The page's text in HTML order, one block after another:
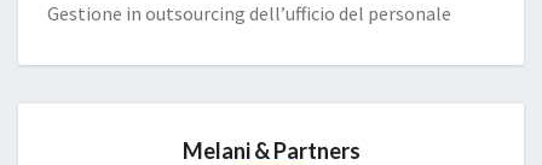
Gestione in outsourcing dell’ufficio del personale
Melani & Partners